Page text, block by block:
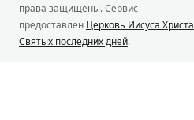
права защищены. Сервис
предоставлен Церковь Иисуса Христа
Святых последних дней.